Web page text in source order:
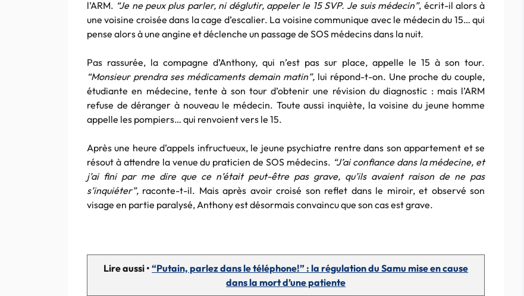
l’ARM. “Je ne peux plus parler, ni déglutir, appeler le 15 SVP. Je suis médecin”, écrit-il alors à
une voisine croisée dans la cage d’escalier. La voisine communique avec le médecin du 15… qui
pense alors à une angine et déclenche un passage de SOS médecins dans la nuit.
Pas rassurée, la compagne d’Anthony, qui n’est pas sur place, appelle le 15 à son tour.
“Monsieur prendra ses médicaments demain matin”,lui répond-t-on. Une proche du couple,
étudiante en médecine, tente à son tour d’obtenir une révision du diagnostic : mais l’ARM
refuse de déranger à nouveau le médecin. Toute aussi inquiète, la voisine du jeune homme
appelle les pompiers… qui renvoient vers le 15.
Après une heure d’appels infructueux, le jeune psychiatre rentre dans son appartement et se
résout à attendre la venue du praticien de SOS médecins. “J’ai confiance dans la médecine, et
j’ai fini par me dire que ce n’était peut-être pas grave, qu’ils avaient raison de ne pas
s’inquiéter”, raconte-t-il. Mais après avoir croisé son reflet dans le miroir, et observé son
visage en partie paralysé, Anthony est désormais convaincu que son cas est grave.
Lire aussi •“Putain, parlez dans le téléphone!” : la régulation du Samu mise en cause
dans la mort d’une patiente